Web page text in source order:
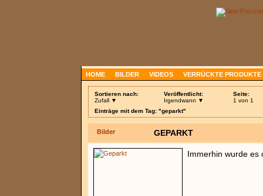
HOME BILDER VIDEOS VERRÜCKTE PRODUKTE
Sortieren nach:
Zufall ▼
Veröffentlicht:
Irgendwann ▼
Seite:
1 von 1
Einträge mit dem Tag: "geparkt"
Bilder GEPARKT
Immerhin wurde es